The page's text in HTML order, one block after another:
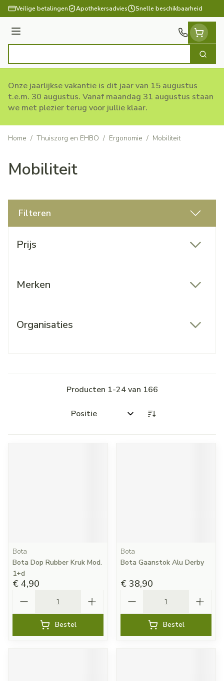
Ga naar de inhoud
Veilige betalingen Apothekersadvies Snelle beschikbaarheid
Menu
Zoek
Onze jaarlijkse vakantie is dit jaar van 15 augustus
t.e.m. 30 augustus. Vanaf maandag 31 augustus staan
we met plezier terug voor jullie klaar.
Home / Thuiszorg en EHBO / Ergonomie / Mobiliteit
Mobiliteit
Filteren
Prijs
Merken
Organisaties
Producten 1-24van 166
Sorteer op:
Bota
Bota Dop Rubber Kruk Mod.
1+d
€ 4,90
Bestel
Bota
Bota Gaanstok Alu Derby
€ 38,90
Bestel